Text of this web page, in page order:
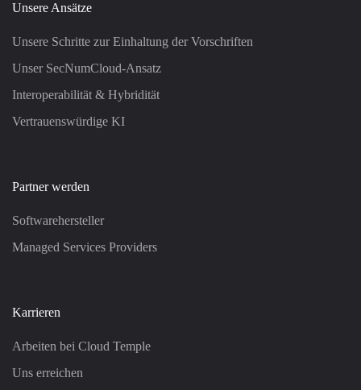
Unsere Ansätze
Unsere Schritte zur Einhaltung der Vorschriften
Unser SecNumCloud-Ansatz
Interoperabilität & Hybridität
Vertrauenswürdige KI
Partner werden
Softwarehersteller
Managed Services Providers
Karrieren
Arbeiten bei Cloud Temple
Uns erreichen